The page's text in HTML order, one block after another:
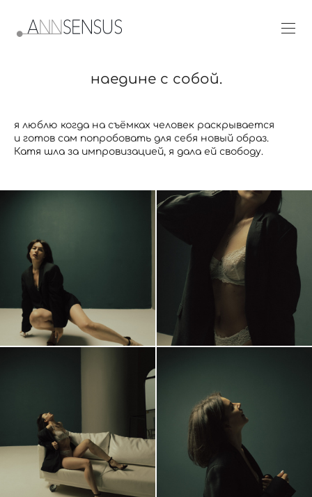
наедине с собой.
я люблю когда на съёмках человек раскрывается
и готов сам попробовать для себя новый образ.
Катя шла за импровизацией, я дала ей свободу.